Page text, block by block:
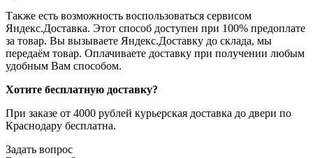
Также есть возможность воспользоваться сервисом
Яндекс.Доставка. Этот способ доступен при 100% предоплате
за товар. Вы вызываете Яндекс.Доставку до склада, мы
передаём товар. Оплачиваете доставку при получении любым
удобным Вам способом.
Хотите бесплатную доставку?
При заказе от 4000 рублей курьерская доставка до двери по
Краснодару бесплатна.
Задать вопрос